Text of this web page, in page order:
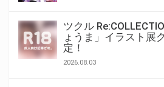
ツクル
ょうま」イラスト展
定！
2026.08.03